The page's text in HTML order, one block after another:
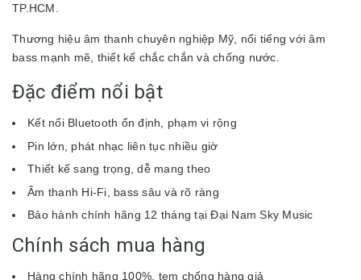
TP.HCM.
Thương hiệu âm thanh chuyên nghiệp Mỹ, nổi tiếng với âm
bass mạnh mẽ, thiết kế chắc chắn và chống nước.
Đặc điểm nổi bật
Kết nối Bluetooth ổn định, phạm vi rộng
Pin lớn, phát nhạc liên tục nhiều giờ
Thiết kế sang trọng, dễ mang theo
Âm thanh Hi-Fi, bass sâu và rõ ràng
Bảo hành chính hãng 12 tháng tại Đại Nam Sky Music
Chính sách mua hàng
Hàng chính hãng 100%, tem chống hàng giả